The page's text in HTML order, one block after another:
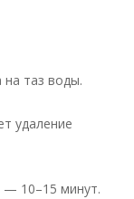
на таз воды.
удаление
— 10–15 минут.